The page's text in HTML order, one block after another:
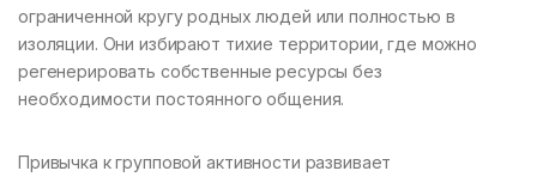
ограниченной кругу родных людей или полностью в
изоляции. Они избирают тихие территории, где можно
регенерировать собственные ресурсы без
необходимости постоянного общения.
Привычка к групповой активности развивает